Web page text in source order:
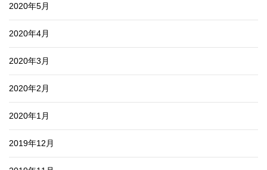
2020年5月
2020年4月
2020年3月
2020年2月
2020年1月
2019年12月